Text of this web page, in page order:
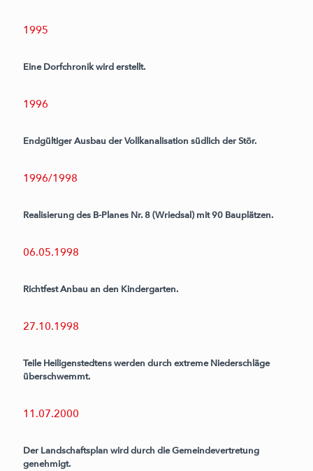
1995
Eine Dorfchronik wird erstellt.
1996
Endgültiger Ausbau der Vollkanalisation südlich der Stör.
1996/1998
Realisierung des B-Planes Nr. 8 (Wriedsal) mit 90 Bauplätzen.
06.05.1998
Richtfest Anbau an den Kindergarten.
27.10.1998
Teile Heiligenstedtens werden durch extreme Niederschläge
überschwemmt.
11.07.2000
Der Landschaftsplan wird durch die Gemeindevertretung
genehmigt.